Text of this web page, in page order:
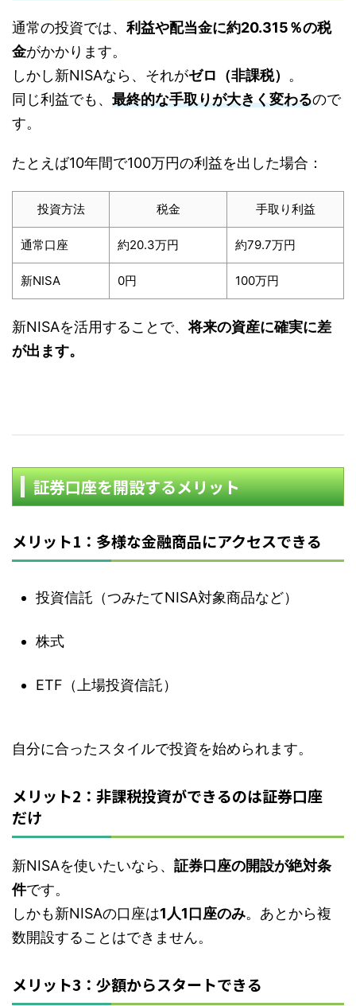
通常の投資では、利益や配当金に約20.315％の税
金がかかります。
しかし新NISAなら、それがゼロ（非課税） 。
同じ利益でも、 最終的な手取りが大きく変わるので
す。
たとえば10年間で100万円の利益を出した場合：
投資方法 税金 手取り利益
通常口座 約20.3万円 約79.7万円
新NISA 0円 100万円
新NISAを活用することで、将来の資産に確実に差
が出ます。
証券口座を開設するメリット
メリット1：多様な金融商品にアクセスできる
投資信託（つみたてNISA対象商品など）
株式
ETF（上場投資信託）
自分に合ったスタイルで投資を始められます。
メリット2：非課税投資ができるのは証券口座
だけ
新NISAを使いたいなら、 証券口座の開設が絶対条
件です。
しかも新NISAの口座は1人1口座のみ。あとから複
数開設することはできません。
メリット3：少額からスタートできる